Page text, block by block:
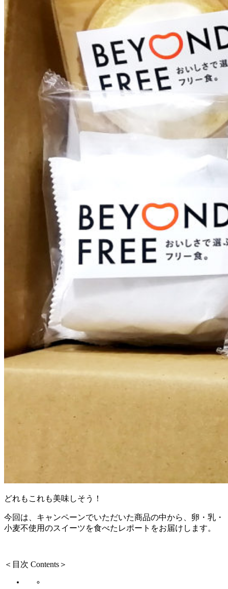
どれもこれも美味しそう！
今回は、キャンペーンでいただいた商品の中から、卵・乳・
小麦不使用のスイーツを食べたレポートをお届けします。
＜目次 Contents＞